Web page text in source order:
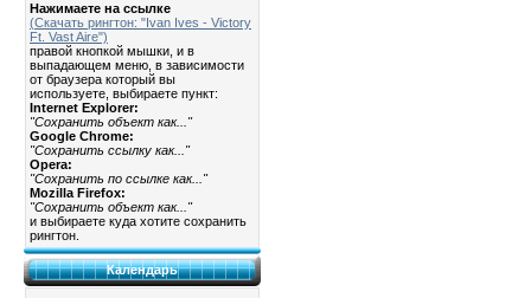
Нажимаете на ссылке
(Скачать рингтон: "Ivan Ives - Victory
Ft. Vast Aire")
правой кнопкой мышки, и в
выпадающем меню, в зависимости
от браузера который вы
используете, выбираете пункт:
Internet Explorer:
"Сохранить объект как..."
Google Chrome:
"Сохранить ссылку как..."
Opera:
"Сохранить по ссылке как..."
Mozilla Firefox:
"Сохранить объект как..."
и выбираете куда хотите сохранить
рингтон.
Календарь